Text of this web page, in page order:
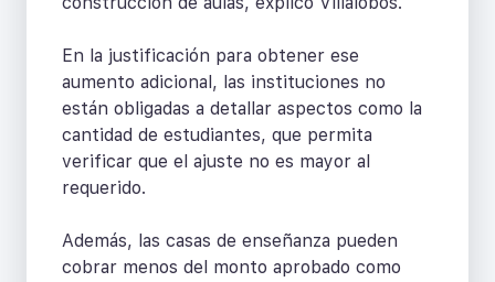
En la justificación para obtener ese
aumento adicional, las instituciones no
están obligadas a detallar aspectos como la
cantidad de estudiantes, que permita
verificar que el ajuste no es mayor al
requerido.
Además, las casas de enseñanza pueden
cobrar menos del monto aprobado como